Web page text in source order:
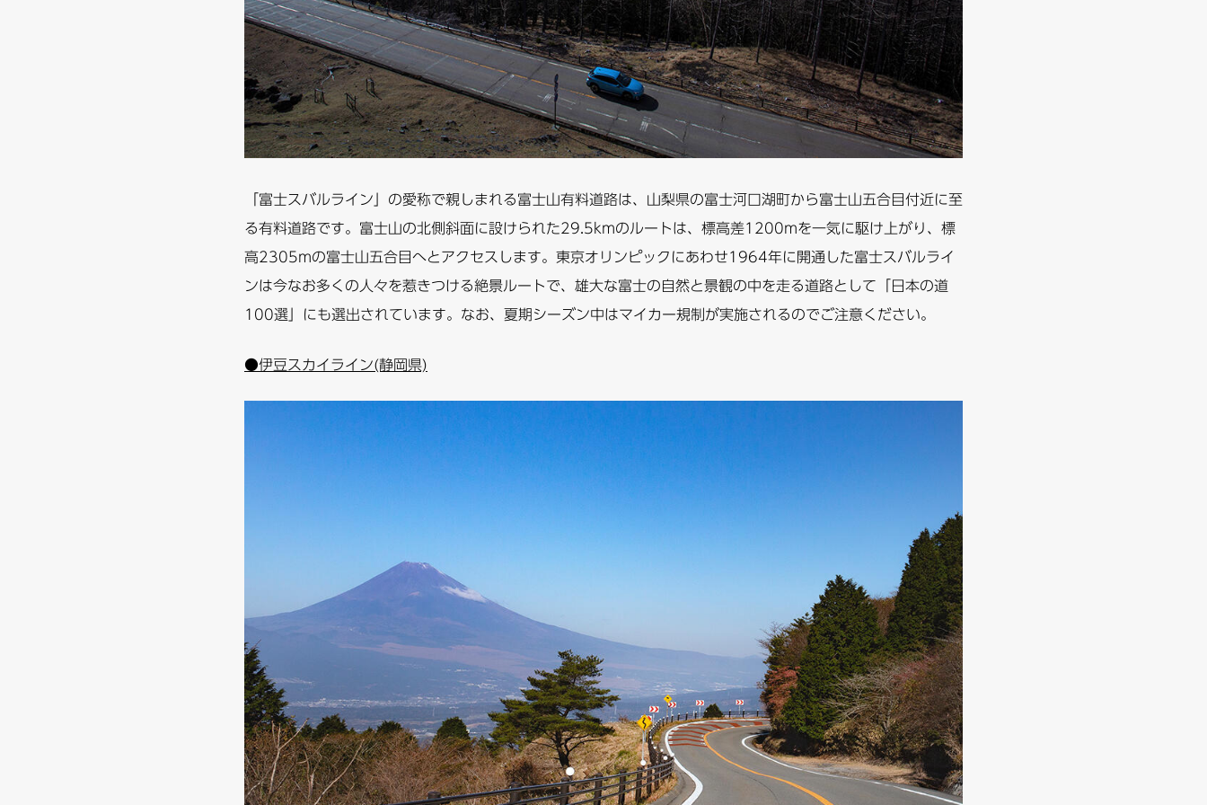
「富士スバルライン」の愛称で親しまれる富士山有料道路は、山梨県の富士河口湖町から富士山五合目付近に至
る有料道路です。富士山の北側斜面に設けられた29.5kmのルートは、標高差1200mを一気に駆け上がり、標
高2305mの富士山五合目へとアクセスします。東京オリンピックにあわせ1964年に開通した富士スバルライ
ンは今なお多くの人々を惹きつける絶景ルートで、雄大な富士の自然と景観の中を走る道路として「日本の道
100選」にも選出されています。なお、夏期シーズン中はマイカー規制が実施されるのでご注意ください。
●伊豆スカイライン(静岡県)